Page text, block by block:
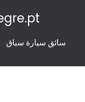
سائق سيارة سباق